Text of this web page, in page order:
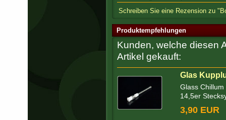
Schreiben Sie eine Rezension zu
Produktempfehlungen
Kunden, welche diesen
Artikel gekauft:
Glas
Glass
14,5er
3,90 EUR